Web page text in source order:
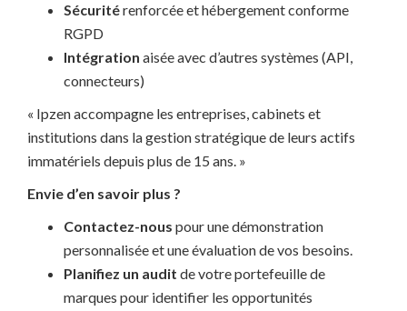
Sécuritérenforcée et hébergement conforme
RGPD
Intégration aisée avec d’autres systèmes (API,
connecteurs)
« Ipzen accompagne les entreprises, cabinets et
institutions dans la gestion stratégique de leurs actifs
immatériels depuis plus de 15 ans. »
Envie d’en savoir plus ?
Contactez-nous pour une démonstration
personnalisée et une évaluation de vos besoins.
Planifiez un audit de votre portefeuille de
marques pour identifier les opportunités